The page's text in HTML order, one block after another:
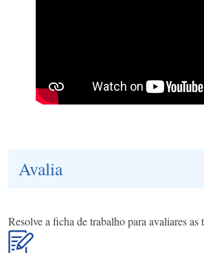
Avalia
Resolve a ficha de trabalho para avaliares as